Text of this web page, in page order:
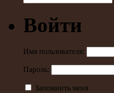
Войти
Имя пользователя:
Пароль:
Запомнить меня